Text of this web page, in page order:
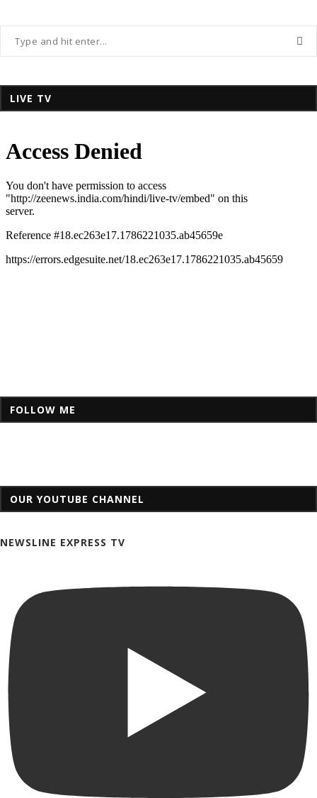
LIVE TV
FOLLOW ME
OUR YOUTUBE CHANNEL
NEWSLINE EXPRESS TV